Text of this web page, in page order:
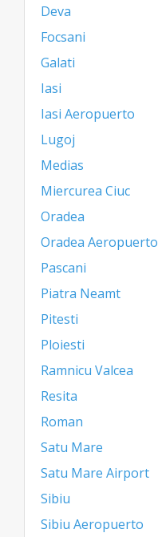
Deva
Focsani
Galati
Iasi
Iasi Aeropuerto
Lugoj
Medias
Miercurea Ciuc
Oradea
Oradea Aeropuerto
Pascani
Piatra Neamt
Pitesti
Ploiesti
Ramnicu Valcea
Resita
Roman
Satu Mare
Satu Mare Airport
Sibiu
Sibiu Aeropuerto